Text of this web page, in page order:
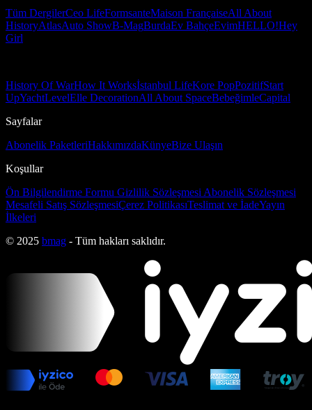
Tüm DergilerCeo LifeFormsanteMaison FrançaiseAll About
HistoryAtlasAuto ShowB-MagBurdaEv BahçeEvimHELLO!Hey
Girl
History Of WarHow It Worksİstanbul LifeKore PopPozitifStart
UpYachtLevelElle DecorationAll About SpaceBebeğimleCapital
Sayfalar
Abonelik PaketleriHakkımızdaKünyeBize Ulaşın
Koşullar
Ön Bilgilendirme Formu Gizlilik Sözleşmesi Abonelik Sözleşmesi
Mesafeli Satış SözleşmesiÇerez PolitikasıTeslimat ve İadeYayın
İlkeleri
© 2025 bmag - Tüm hakları saklıdır.